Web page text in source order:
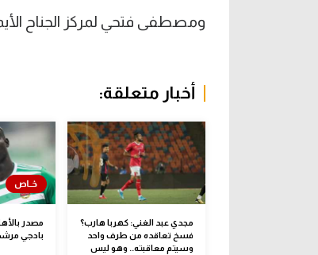
ومصطفى فتحي لمركز الجناح
أخبار متعلقة:
مجدي عبد الغني: كهربا هارب؟
فسخ تعاقده من طرف واحد
وسيتم معاقبته.. وهو ليس
مصدر
بادجي مرشح